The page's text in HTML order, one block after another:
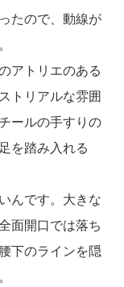
たので、動線が
アトリエのある
トリアルな雰囲
ールの手すりの
を踏み入れる
んです。大きな
面開口では落ち
下のラインを隠